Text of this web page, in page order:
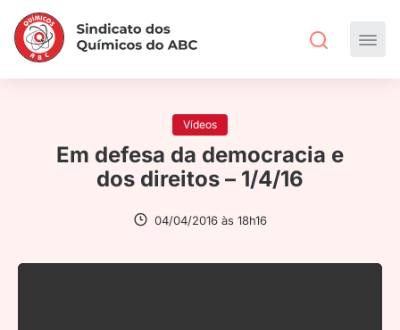
Vídeos
Em defesa da democracia e
dos direitos – 1/4/16
04/04/2016 às 18h16